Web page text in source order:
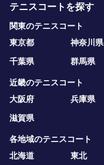
テニスコートを探す
関東のテニスコート
東京都
神奈川県
千葉県
群馬県
近畿のテニスコート
大阪府
兵庫県
滋賀県
各地域のテニスコート
北海道
東北